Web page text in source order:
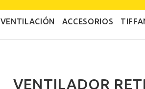
VENTILACIÓN ACCESORIOS
VENTILADOR